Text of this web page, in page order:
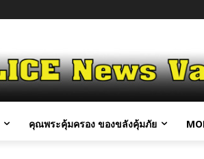
คุณพระคุ้มครอง ของขลังคุ้มภัย